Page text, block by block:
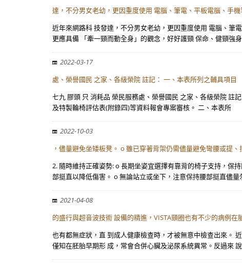
達，不分男女老幼，更因重度使用 電腦、筆電、平板電腦、手
近年來網路科 技發達，不分男女老幼，更因重度使用 電腦、筆
更應具備 「牽一頸而動全身」的觀念，好好護頸 保命、健頸強身
2022-03-17
處、榮譽國民 之家、各級榮院 註記： 一、本表所列之輔具項目
七九 膠頭 只 消耗品 榮民服務處、榮譽國民 之家、各級榮院 註
及特製輪椅評估表(附錄四)等資料報會專案審核。 二、本表所
2022-10-03
，儘量避免坐矮板凳。 o 雖已穿著背架仍需儘量避免彎腰或提、
2. 隨時維持正確姿勢: o 長期坐姿宜選擇有靠背的椅子支持，保
部挺直以降低傷害。 o 無論站立或坐下，注意保持腰部挺直儘量
2021-04-08
的盛行與超音波技術 設備的精進，VISTA頸圈也有不少的病例在
也有都無症狀，直 到成人健康檢查時，才被無意中檢查出來。
僅知在胚胎早期形 成，常會合併心臟及泌尿系統異常。反過來 說